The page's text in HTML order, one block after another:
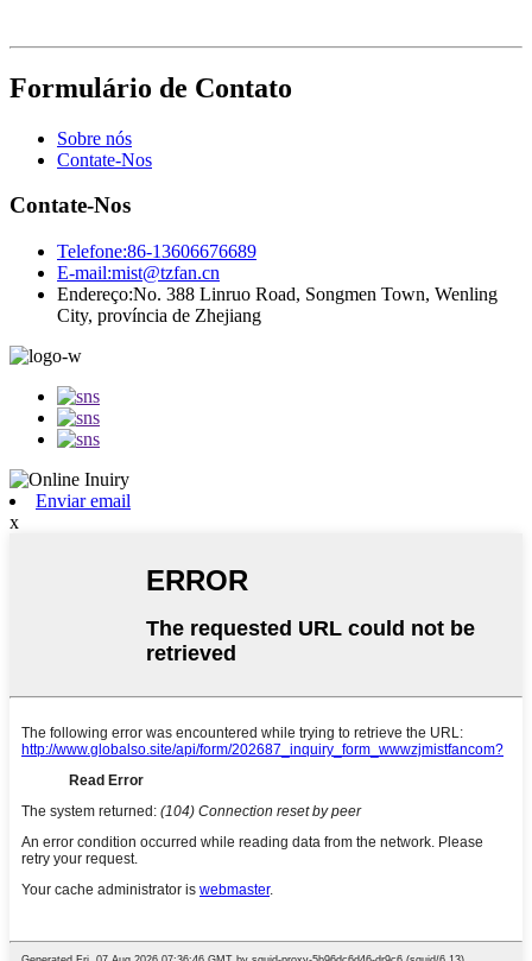
Formulário de Contato
Sobre nós
Contate-Nos
Contate-Nos
Telefone:86-13606676689
E-mail:mist@tzfan.cn
Endereço:No. 388 Linruo Road, Songmen Town, Wenling
City, província de Zhejiang
Enviar email
x